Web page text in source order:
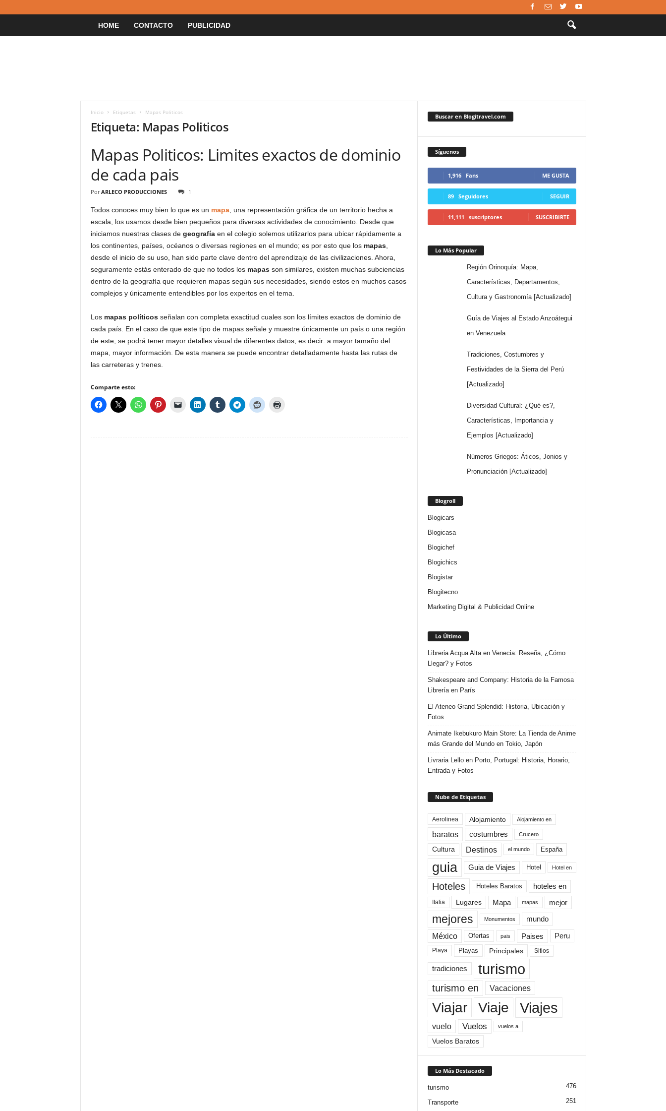
HOME CONTACTO PUBLICIDAD
Inicio Etiquetas Mapas Politicos
Etiqueta: Mapas Politicos
Mapas Politicos: Limites exactos de dominio
de cada pais
Por ARLECO PRODUCCIONES 1
Todos conoces muy bien lo que es un mapa, una representación gráfica de un territorio hecha a
escala, los usamos desde bien pequeños para diversas actividades de conocimiento. Desde que
iniciamos nuestras clases de geografíaen el colegio solemos utilizarlos para ubicar rápidamente a
los continentes, países, océanos o diversas regiones en el mundo; es por esto que los mapas,
desde el inicio de su uso, han sido parte clave dentro del aprendizaje de las civilizaciones. Ahora,
seguramente estás enterado de que no todos los mapasson similares, existen muchas subciencias
dentro de la geografía que requieren mapas según sus necesidades, siendo estos en muchos casos
complejos y únicamente entendibles por los expertos en el tema.
Los mapas políticosseñalan con completa exactitud cuales son los límites exactos de dominio de
cada país. En el caso de que este tipo de mapas señale y muestre únicamente un país o una región
de este, se podrá tener mayor detalles visual de diferentes datos, es decir: a mayor tamaño del
mapa, mayor información. De esta manera se puede encontrar detalladamente hasta las rutas de
las carreteras y trenes.
Comparte esto:
Buscar en Blogitravel.com
Síguenos
1,916 Fans ME GUSTA
89 Seguidores SEGUIR
11,111 suscriptores SUSCRIBIRTE
Lo Más Popular
Región Orinoquía: Mapa,
Características, Departamentos,
Cultura y Gastronomía [Actualizado]
Guía de Viajes al Estado Anzoátegui
en Venezuela
Tradiciones, Costumbres y
Festividades de la Sierra del Perú
[Actualizado]
Diversidad Cultural: ¿Qué es?,
Características, Importancia y
Ejemplos [Actualizado]
Números Griegos: Áticos, Jonios y
Pronunciación [Actualizado]
Blogroll
Blogicars
Blogicasa
Blogichef
Blogichics
Blogistar
Blogitecno
Marketing Digital & Publicidad Online
Lo Último
Libreria Acqua Alta en Venecia: Reseña, ¿Cómo
Llegar? y Fotos
Shakespeare and Company: Historia de la Famosa
Librería en París
El Ateneo Grand Splendid: Historia, Ubicación y
Fotos
Animate Ikebukuro Main Store: La Tienda de Anime
más Grande del Mundo en Tokio, Japón
Livraria Lello en Porto, Portugal: Historia, Horario,
Entrada y Fotos
Nube de Etiquetas
Aerolinea Alojamiento Alojamiento en
baratos costumbres Crucero
Cultura Destinos el mundo España
guia Guia de Viajes Hotel Hotel en
Hoteles Hoteles Baratos hoteles en
Italia Lugares Mapa mapas mejor
mejores Monumentos mundo
México Ofertas pais Paises Peru
Playa Playas Principales Sitios
tradiciones turismo
turismo en Vacaciones
Viajar Viaje Viajes
vuelo Vuelos vuelos a
Vuelos Baratos
Lo Más Destacado
turismo 476
Transporte 251